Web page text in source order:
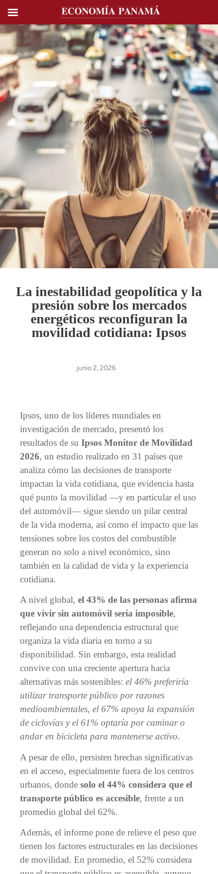
La inestabilidad geopolítica y la
presión sobre los mercados
energéticos reconfiguran la
movilidad cotidiana: Ipsos
junio 2, 2026
Ipsos, uno de los líderes mundiales en
investigación de mercado, presentó los
resultados de su Ipsos Monitor de Movilidad
2026, un estudio realizado en 31 países que
analiza cómo las decisiones de transporte
impactan la vida cotidiana, que evidencia hasta
qué punto la movilidad —y en particular el uso
del automóvil— sigue siendo un pilar central
de la vida moderna, así como el impacto que las
tensiones sobre los costos del combustible
generan no solo a nivel económico, sino
también en la calidad de vida y la experiencia
cotidiana.
A nivel global, el 43% de las personas afirma
que vivir sin automóvil sería imposible,
reflejando una dependencia estructural que
organiza la vida diaria en torno a su
disponibilidad. Sin embargo, esta realidad
convive con una creciente apertura hacia
alternativas más sostenibles: el 46% preferiría
utilizar transporte público por razones
medioambientales, el 67% apoya la expansión
de ciclovías y el 61% optaría por caminar o
andar en bicicleta para mantenerse activo.
A pesar de ello, persisten brechas significativas
en el acceso, especialmente fuera de los centros
urbanos, donde solo el 44% considera que el
transporte público es accesible, frente a un
promedio global del 62%.
Además, el informe pone de relieve el peso que
tienen los factores estructurales en las decisiones
de movilidad. En promedio, el 52% considera